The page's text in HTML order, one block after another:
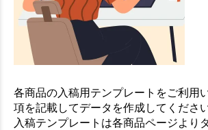
各商品の入稿用テンプレートをご利用
項を記載してデータを作成してください
入稿テンプレートは各商品ページより